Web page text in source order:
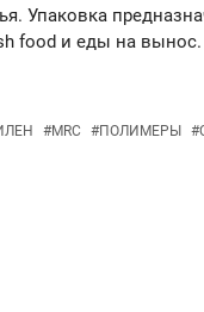
Упаковка
food и еды на вынос.
#MRC #ПОЛИМЕРЫ #